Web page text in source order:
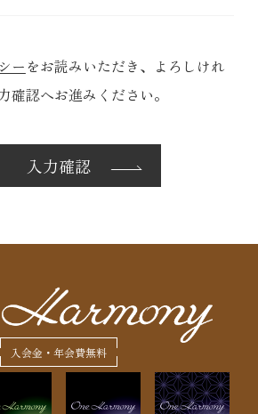
ーをお読みいただき、 よろしけれ
確認へお進みください。
入力確認
入会金・年会費無料